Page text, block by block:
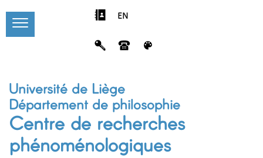
EN
Université de Liège
Département de philosophie
Centre de recherches
phénoménologiques